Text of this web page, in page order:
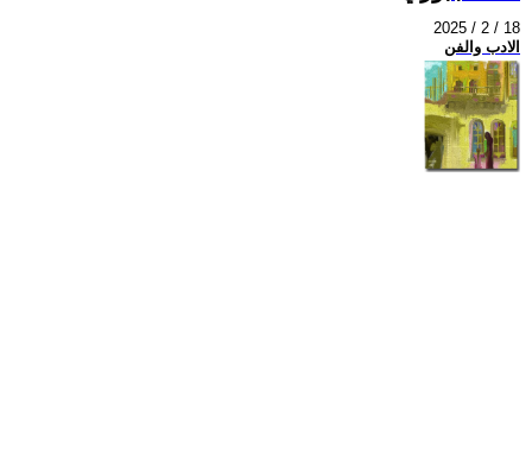
2025 / 2 / 18
الادب والفن